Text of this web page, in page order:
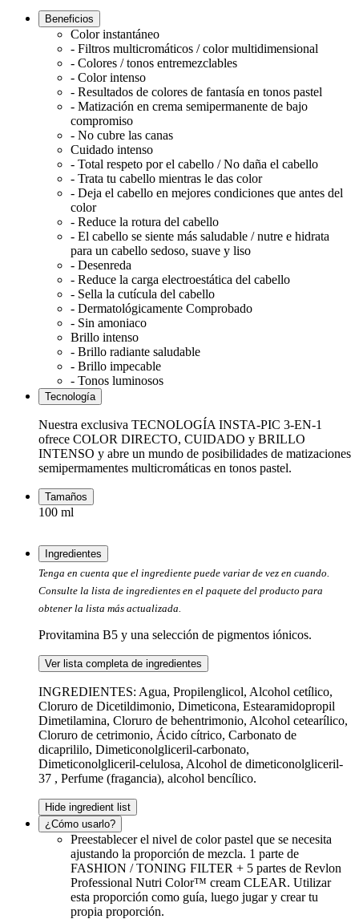
Beneficios
Color instantáneo
- Filtros multicromáticos / color multidimensional
- Colores / tonos entremezclables
- Color intenso
- Resultados de colores de fantasía en tonos pastel
- Matización en crema semipermanente de bajo
compromiso
- No cubre las canas
Cuidado intenso
- Total respeto por el cabello / No daña el cabello
- Trata tu cabello mientras le das color
- Deja el cabello en mejores condiciones que antes del
color
- Reduce la rotura del cabello
- El cabello se siente más saludable / nutre e hidrata
para un cabello sedoso, suave y liso
- Desenreda
- Reduce la carga electroestática del cabello
- Sella la cutícula del cabello
- Dermatológicamente Comprobado
- Sin amoniaco
Brillo intenso
- Brillo radiante saludable
- Brillo impecable
- Tonos luminosos
Tecnología
Nuestra exclusiva TECNOLOGÍA INSTA-PIC 3-EN-1
ofrece COLOR DIRECTO, CUIDADO y BRILLO
INTENSO y abre un mundo de posibilidades de matizaciones
semipermamentes multicromáticas en tonos pastel.
Tamaños
100 ml
Ingredientes
Tenga en cuenta que el ingrediente puede variar de vez en cuando.
Consulte la lista de ingredientes en el paquete del producto para
obtener la lista más actualizada.
Provitamina B5 y una selección de pigmentos iónicos.
Ver lista completa de ingredientes
INGREDIENTES: Agua, Propilenglicol, Alcohol cetílico,
Cloruro de Dicetildimonio, Dimeticona, Estearamidopropil
Dimetilamina, Cloruro de behentrimonio, Alcohol cetearílico,
Cloruro de cetrimonio, Ácido cítrico, Carbonato de
dicaprililo, Dimeticonolgliceril-carbonato,
Dimeticonolgliceril-celulosa, Alcohol de dimeticonolgliceril-
37 , Perfume (fragancia), alcohol bencílico.
Hide ingredient list
¿Cómo usarlo?
Preestablecer el nivel de color pastel que se necesita
ajustando la proporción de mezcla. 1 parte de
FASHION / TONING FILTER + 5 partes de Revlon
Professional Nutri Color™ cream CLEAR. Utilizar
esta proporción como guía, luego jugar y crear tu
propia proporción.